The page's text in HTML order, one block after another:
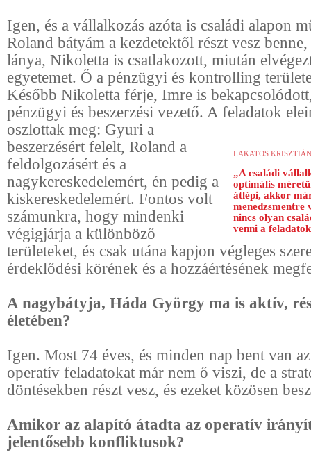
Igen, és a vállalkozás azóta is családi alapon
Roland bátyám a kezdetektől részt vesz
lánya, Nikoletta is csatlakozott, miután
egyetemet. Ő a pénzügyi és kontrolling
Később Nikoletta férje, Imre is
pénzügyi és beszerzési vezető. A feladatok
oszlottak meg: Gyuri a
LAKATOS KRISZTIÁN
„A családi
optimális
átlépi, akkor
menedzsmentre
nincs olyan
venni a
beszerzésért felelt, Roland a
feldolgozásért és a
nagykereskedelemért, én pedig a
kiskereskedelemért. Fontos volt
számunkra, hogy mindenki
végigjárja a különböző
területeket, és csak utána kapjon végleges
érdeklődési körének és a hozzáértésének
A nagybátyja, Háda György ma is aktív,
életében?
Igen. Most 74 éves, és minden nap bent van
operatív feladatokat már nem ő viszi, de a
döntésekben részt vesz, és ezeket közösen
Amikor az alapító átadta az operatív
jelentősebb konfliktusok?